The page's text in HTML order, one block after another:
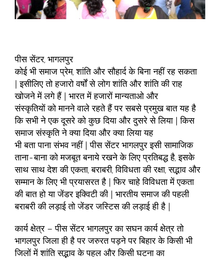
पीस सेंटर, भागलपुर
कोई भी समाज प्रेम, शांति और सौहार्द के बिना नहीं रह सकता
| इसीलिए तो हजारो वर्षों से लोग शांति और शांति की राह
खोजने में लगे हैं | भारत में हजारों मान्यताओ और
संस्कृतियों को मानने वाले रहते हैं पर सबसे प्रमुख बात यह है
कि सभी ने एक दूसरे को कुछ दिया और दुसरे से लिया | किस
समाज संस्कृति ने क्या दिया और क्या लिया यह
भी बता पाना संभव नहीं | पीस सेंटर भागलपुर इसी सामाजिक
ताना-बाना को मजबूत बनाये रखने के लिए प्रतिबद्ध है, इसके
साथ साथ देश की एकता, बराबरी, विविधता की रक्षा, सद्भाव और
सम्मान के लिए भी प्रयासरत है | फिर चाहे विविधता में एकता
की बात हो या जेंडर इक्विटी की | भारतीय समाज की पहली
बराबरी की लड़ाई तो जेंडर जस्टिस की लड़ाई ही है |
कार्य क्षेत्र – पीस सेंटर भागलपुर का सघन कार्य क्षेत्र तो
भागलपुर जिला ही है पर जरुरत पड़ने पर बिहार के किसी भी
जिलों में शांति सद्भाव के पहल और किसी घटना का